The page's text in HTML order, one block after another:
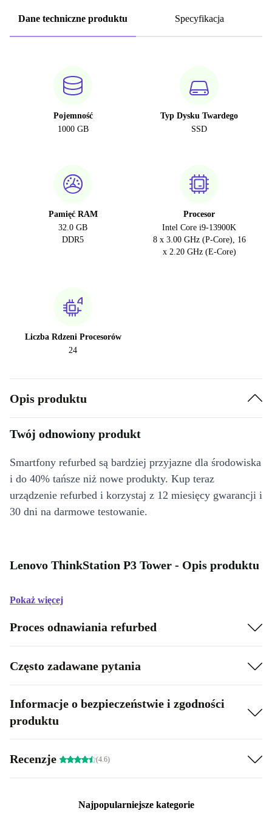
Dane techniczne produktu Specyfikacja
Pojemność
1000 GB
Typ Dysku Twardego
SSD
Pamięć RAM
32.0 GB
DDR5
Procesor
Intel Core i9-13900K
8 x 3.00 GHz (P-Core), 16
x 2.20 GHz (E-Core)
Liczba Rdzeni Procesorów
24
Opis produktu
Twój odnowiony produkt
Smartfony refurbed są bardziej przyjazne dla środowiska
i do 40% tańsze niż nowe produkty. Kup teraz
urządzenie refurbed i korzystaj z 12 miesięcy gwarancji i
30 dni na darmowe testowanie.
Lenovo ThinkStation P3 Tower - Opis produktu
Pokaż więcej
Proces odnawiania refurbed
Często zadawane pytania
Informacje o bezpieczeństwie i zgodności
produktu
Recenzje (4.6)
Najpopularniejsze kategorie